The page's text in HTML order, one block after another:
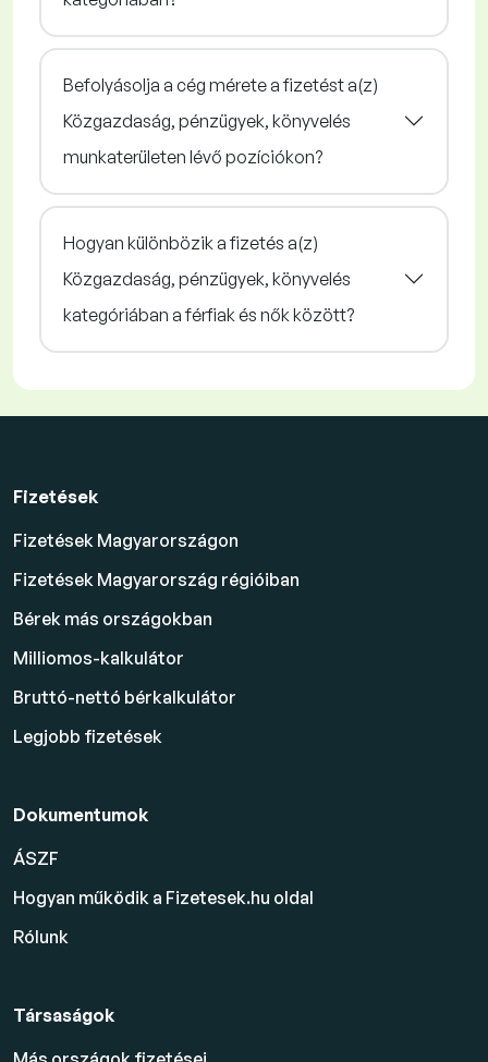
Befolyásolja a cég mérete a fizetést a(z)
Közgazdaság, pénzügyek, könyvelés
munkaterületen lévő pozíciókon?
Hogyan különbözik a fizetés a(z)
Közgazdaság, pénzügyek, könyvelés
kategóriában a férfiak és nők között?
Fizetések
Fizetések Magyarországon
Fizetések Magyarország régióiban
Bérek más országokban
Milliomos-kalkulátor
Bruttó-nettó bérkalkulátor
Legjobb fizetések
Dokumentumok
ÁSZF
Hogyan működik a Fizetesek.hu oldal
Rólunk
Társaságok